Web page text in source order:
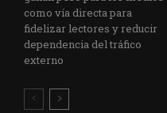
como vía directa para
fidelizar lectores y reducir
dependencia del tráfico
externo